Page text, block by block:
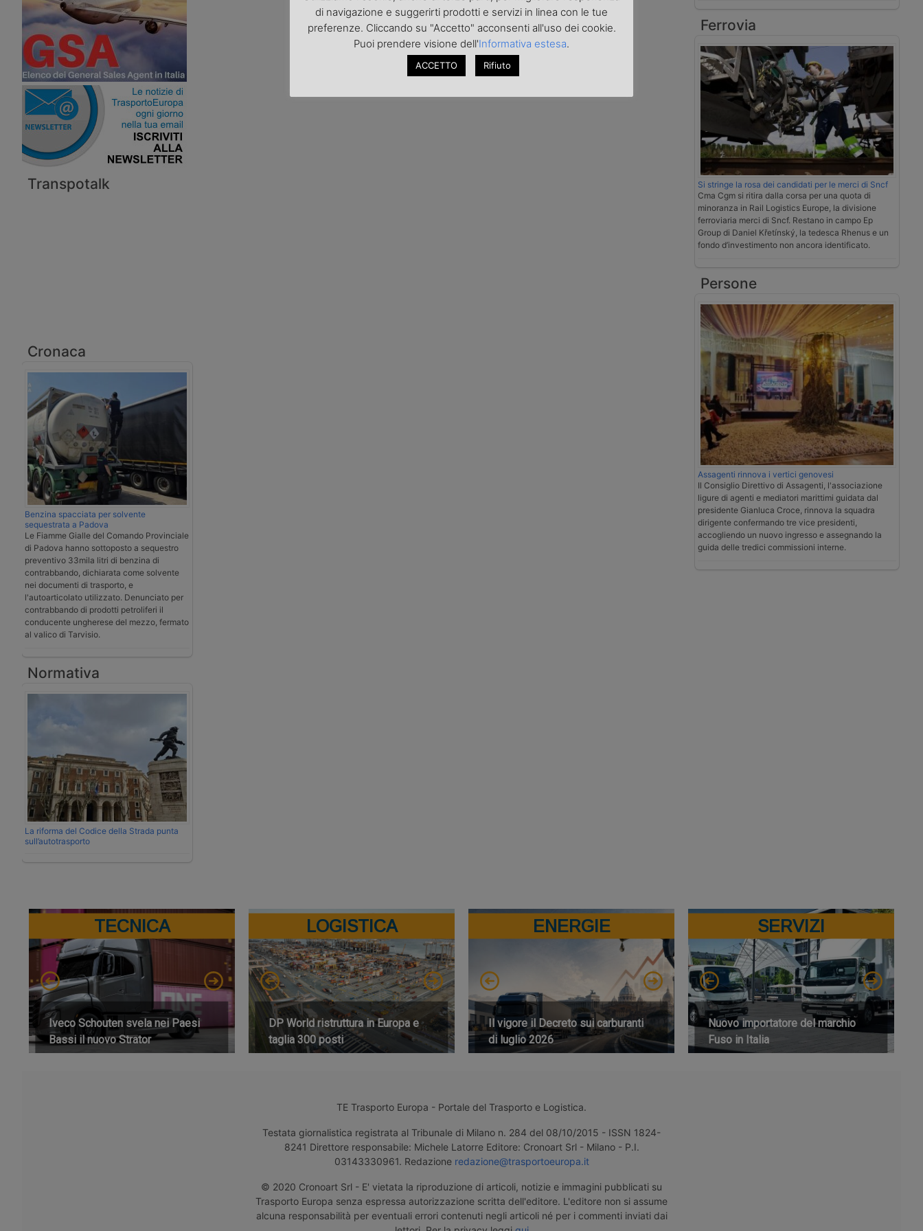
Transpotalk
Cronaca
Benzina spacciata per solvente
sequestrata a Padova
Le Fiamme Gialle del Comando Provinciale
di Padova hanno sottoposto a sequestro
preventivo 33mila litri di benzina di
contrabbando, dichiarata come solvente
nei documenti di trasporto, e
l'autoarticolato utilizzato. Denunciato per
contrabbando di prodotti petroliferi il
conducente ungherese del mezzo, fermato
al valico di Tarvisio.
Normativa
La riforma del Codice della Strada punta
sull’autotrasporto
Ferrovia
Si stringe la rosa dei candidati per le merci di Sncf
Cma Cgm si ritira dalla corsa per una quota di
minoranza in Rail Logistics Europe, la divisione
ferroviaria merci di Sncf. Restano in campo Ep
Group di Daniel Křetínský, la tedesca Rhenus e un
fondo d’investimento non ancora identificato.
Persone
Assagenti rinnova i vertici genovesi
Il Consiglio Direttivo di Assagenti, l'associazione
ligure di agenti e mediatori marittimi guidata dal
presidente Gianluca Croce, rinnova la squadra
dirigente confermando tre vice presidenti,
accogliendo un nuovo ingresso e assegnando la
guida delle tredici commissioni interne.
TECNICA
Iveco Schouten svela nei Paesi
Bassi il nuovo Strator
LOGISTICA
DP World ristruttura in Europa e
taglia 300 posti
ENERGIE
Il vigore il Decreto sui carburanti
di luglio 2026
SERVIZI
Nuovo importatore del marchio
Fuso in Italia
TE Trasporto Europa - Portale del Trasporto e Logistica.
Testata giornalistica registrata al Tribunale di Milano n. 284 del 08/10/2015 - ISSN 1824-
8241 Direttore responsabile: Michele Latorre Editore: Cronoart Srl - Milano - P.I.
03143330961. Redazione redazione@trasportoeuropa.it
© 2020 Cronoart Srl - E' vietata la riproduzione di articoli, notizie e immagini pubblicati su
Trasporto Europa senza espressa autorizzazione scritta dell'editore. L'editore non si assume
alcuna responsabilità per eventuali errori contenuti negli articoli né per i commenti inviati dai
di navigazione e suggerirti prodotti e servizi in linea con le tue
preferenze. Cliccando su "Accetto" acconsenti all'uso dei cookie.
Puoi prendere visione dell'Informativa estesa.
ACCETTO Rifiuto